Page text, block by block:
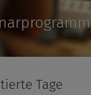
Tage